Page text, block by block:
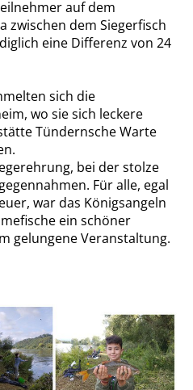
auf dem
zwischen dem Siegerfisch
eine Differenz von 24
sich die
wo sie sich leckere
Tündernsche Warte
bei der stolze
Für alle, egal
war das Königsangeln
ein schöner
gelungene Veranstaltung.